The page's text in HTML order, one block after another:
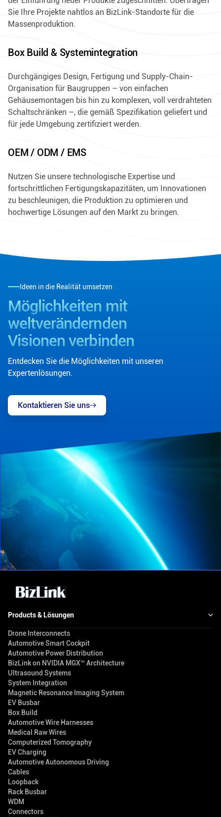
Sie Ihre Projekte nahtlos an BizLink-Standorte für die
Massenproduktion.
Box Build & Systemintegration
Durchgängiges Design, Fertigung und Supply-Chain-
Organisation für Baugruppen – von einfachen
Gehäusemontagen bis hin zu komplexen, voll verdrahteten
Schaltschränken –, die gemäß Spezifikation geliefert und
für jede Umgebung zertifiziert werden.
OEM / ODM / EMS
Nutzen Sie unsere technologische Expertise und
fortschrittlichen Fertigungskapazitäten, um Innovationen
zu beschleunigen, die Produktion zu optimieren und
hochwertige Lösungen auf den Markt zu bringen.
Ideen in die Realität umsetzen
Möglichkeiten mit
weltverändernden
Visionen verbinden
Entdecken Sie die Möglichkeiten mit unseren
Expertenlösungen.
Kontaktieren Sie uns
Products & Lösungen
Drone Interconnects
Automotive Smart Cockpit
Automotive Power Distribution
BizLink on NVIDIA MGX™ Architecture
Ultrasound Systems
System Integration
Magnetic Resonance Imaging System
EV Busbar
Box Build
Automotive Wire Harnesses
Medical Raw Wires
Computerized Tomography
EV Charging
Automotive Autonomous Driving
Cables
Loopback
Rack Busbar
WDM
Connectors